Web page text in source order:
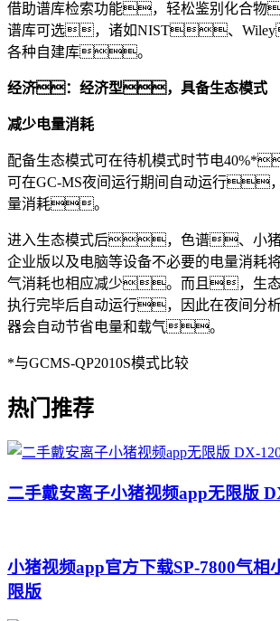
借助谱库检索功能，轻松鉴别化合
谱库可选，诸如NIST、
各种自建库。
经济：经济型，具备生态模式
减少电量消耗
配备生态模式可在待机模式时节电
可在GC-MS夜间运行期间自动运行
量消耗。
进入生态模式后，色谱、小猪
企业版以及电脑等设备不必要的电量消
气消耗也相应减少。而且，生态
执行完毕后自动运行，因此在夜间
器会自动节省电量和载气。
*与GCMS-QP2010S模式比较
热门推荐
二手戴安离子小猪视频app无限版
小猪视频app官方下载SP-7800气相
限版